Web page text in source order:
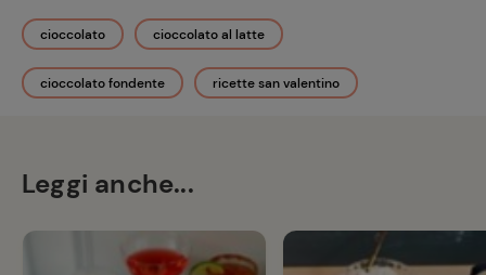
cioccolato cioccolato al latte
cioccolato fondente ricette san valentino
Leggi anche...